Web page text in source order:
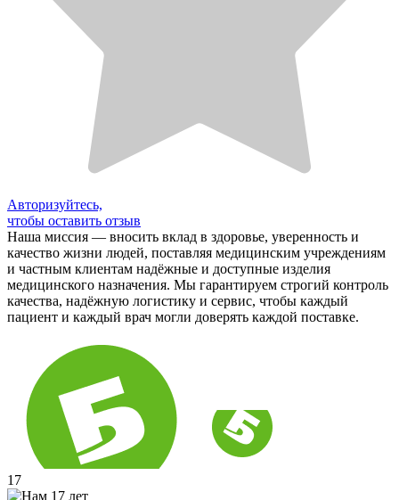
Авторизуйтесь,
чтобы оставить отзыв
Наша миссия — вносить вклад в здоровье, уверенность и
качество жизни людей, поставляя медицинским учреждениям
и частным клиентам надёжные и доступные изделия
медицинского назначения. Мы гарантируем строгий контроль
качества, надёжную логистику и сервис, чтобы каждый
пациент и каждый врач могли доверять каждой поставке.
17